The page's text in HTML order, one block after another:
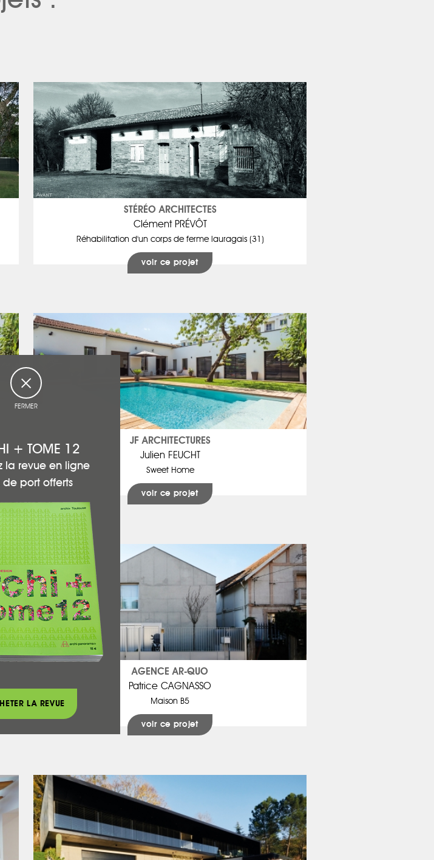
STÉRÉO ARCHITECTES
Clément PRÉVÔT
Réhabilitation d'un corps de ferme lauragais (31)
voir ce projet
JF ARCHITECTURES
Julien FEUCHT
Sweet Home
voir ce projet
AGENCE AR-QUO
Patrice CAGNASSO
Maison B5
voir ce projet
FERMER
+ TOME 12
la revue en ligne
de port offerts
LA REVUE